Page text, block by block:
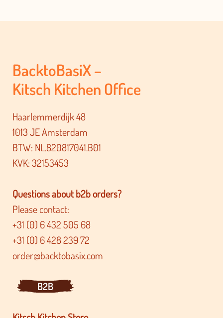
BacktoBasiX –
Kitsch Kitchen Office
Haarlemmerdijk 48
1013 JE Amsterdam
BTW: NL.820817041.B01
KVK: 32153453
Questions about b2b orders?
Please contact:
+31 (0) 6 432 505 68
+31 (0) 6 428 239 72
order@backtobasix.com
B2B